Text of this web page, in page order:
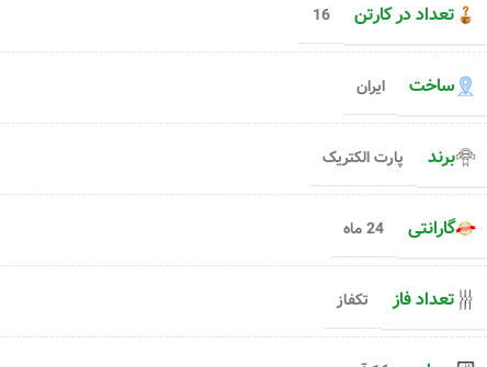
چندراهی برق و محافظ پارت الکتریک
مدل PE2204
0690
تعداد در کارتن 16
ساخت ایران
برند پارت الکتریک
گارانتی 24 ماه
تعداد فاز تکفاز